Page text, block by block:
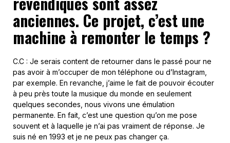
anciennes. Ce projet, c’est une
machine à remonter le temps ?
C.C : Je serais content de retourner dans le passé pour ne
pas avoir à m’occuper de mon téléphone ou d’Instagram,
par exemple. En revanche, j’aime le fait de pouvoir écouter
à peu près toute la musique du monde en seulement
quelques secondes, nous vivons une émulation
permanente. En fait, c’est une question qu’on me pose
souvent et à laquelle je n’ai pas vraiment de réponse. Je
suis né en 1993 et je ne peux pas changer ça.